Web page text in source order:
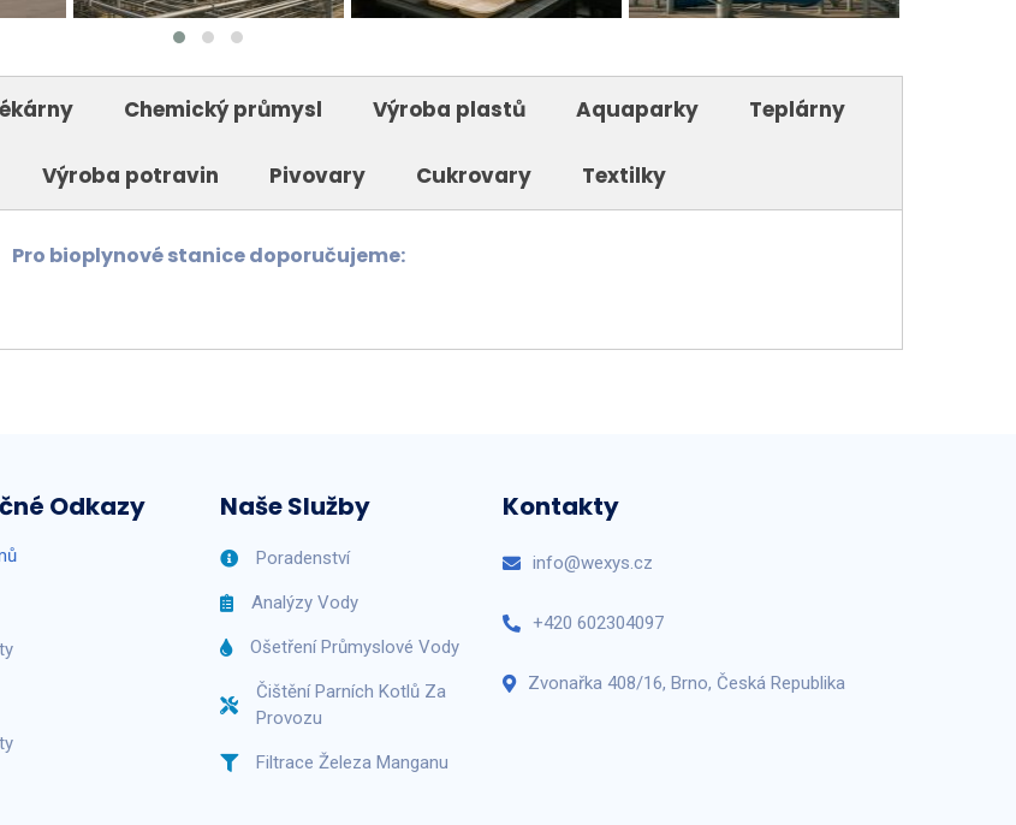
Chemický průmysl Výroba plastů Aquaparky Teplárny
Výroba potravin Pivovary Cukrovary Textilky
Pro bioplynové stanice doporučujeme:
Odkazy Naše Služby
Poradenství
Analýzy Vody
Ošetření Průmyslové Vody
Čištění Parních Kotlů Za
Provozu
Filtrace Železa Manganu
Kontakty
info@wexys.cz
+420 602304097
Zvonařka 408/16, Brno, Česká Republika